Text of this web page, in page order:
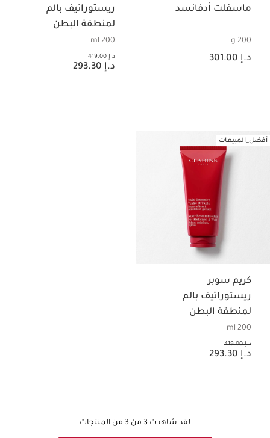
ماسفلت أدفانسد
200 g
السعر الحالي هو د.إ 301.00
د.إ 301.00
ريستوراتيف بالم
لمنطقة البطن
والوسط
200 ml
د.إ 419.00
السعر الحالي هو د.إ 293.30
د.إ 293.30
أفضل_المبيعات
كريم سوبر
ريستوراتيف بالم
لمنطقة البطن
والوسط
200 ml
د.إ 419.00
السعر الحالي هو د.إ 293.30
د.إ 293.30
لقد شاهدت 3 من 3 من المنتجات